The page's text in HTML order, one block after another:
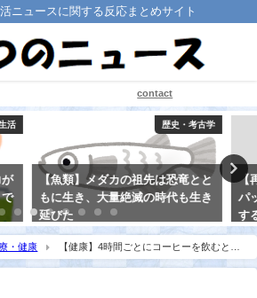
ニュースに関する反応まとめサイト
contact
史・考古学
竜とと
も生き
医療・健康
【再生医学】「微小な針を並べた
パッチ」を貼り付けて、毛を再生
する！ ＝ハゲの治療法開発＝
・健康
【健康】4時間ごとにコーヒーを飲むと冬
？